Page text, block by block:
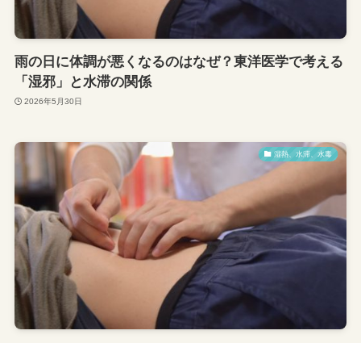
雨の日に体調が悪くなるのはなぜ？東洋医学で考える
「湿邪」と水滞の関係
2026年5月30日
湿熱、水滞、水毒